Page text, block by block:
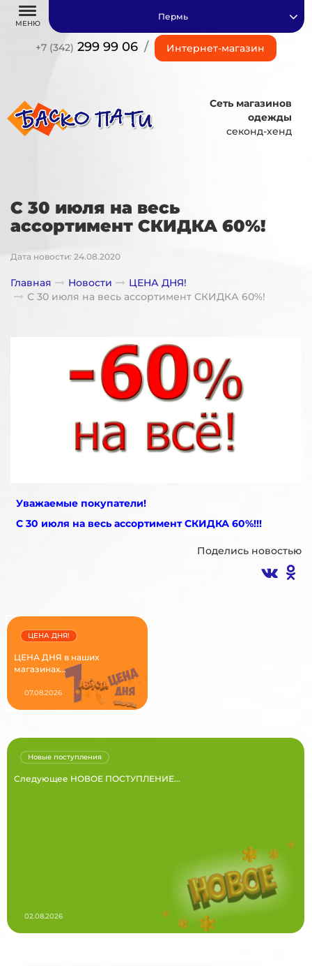
МЕНЮ
+7 (342) 299 99 06 / Интернет-магазин
Пермь
Сеть магазинов
одежды
секонд-хенд
С 30 июля на весь
ассортимент СКИДКА 60%!
Дата новости: 24.08.2020
Главная Новости
ЦЕНА ДНЯ!
С 30 июля на весь ассортимент СКИДКА 60%!
Уважаемые покупатели!
С 30 июля на весь ассортимент СКИДКА 60%!!!
Поделись новостью
ЦЕНА ДНЯ в наших
магазинах...
ЦЕНА ДНЯ!
07.08.2026
Следующее НОВОЕ ПОСТУПЛЕНИЕ...
Новые поступления
02.08.2026